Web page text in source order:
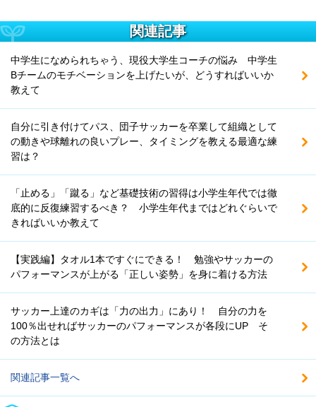
関連記事
中学生になめられちゃう、現役大学生コーチの悩み 中学生
Bチームのモチベーションを上げたいが、どうすればいいか
教えて
自分に引き付けてパス、団子サッカーを卒業して組織として
の動きや球離れの良いプレー、タイミングを教える最適な練
習は？
「止める」「蹴る」など基礎技術の習得は小学生年代では徹
底的に反復練習するべき？ 小学生年代まではどれぐらいで
きればいいか教えて
【実践編】タオル1本ですぐにできる！ 勉強やサッカーの
パフォーマンスが上がる「正しい姿勢」を身に着ける方法
サッカー上達のカギは「力の出力」にあり！ 自分の力を
100％出せればサッカーのパフォーマンスが各段にUP そ
の方法とは
関連記事一覧へ